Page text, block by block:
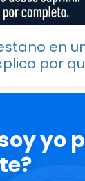
en
por
yo